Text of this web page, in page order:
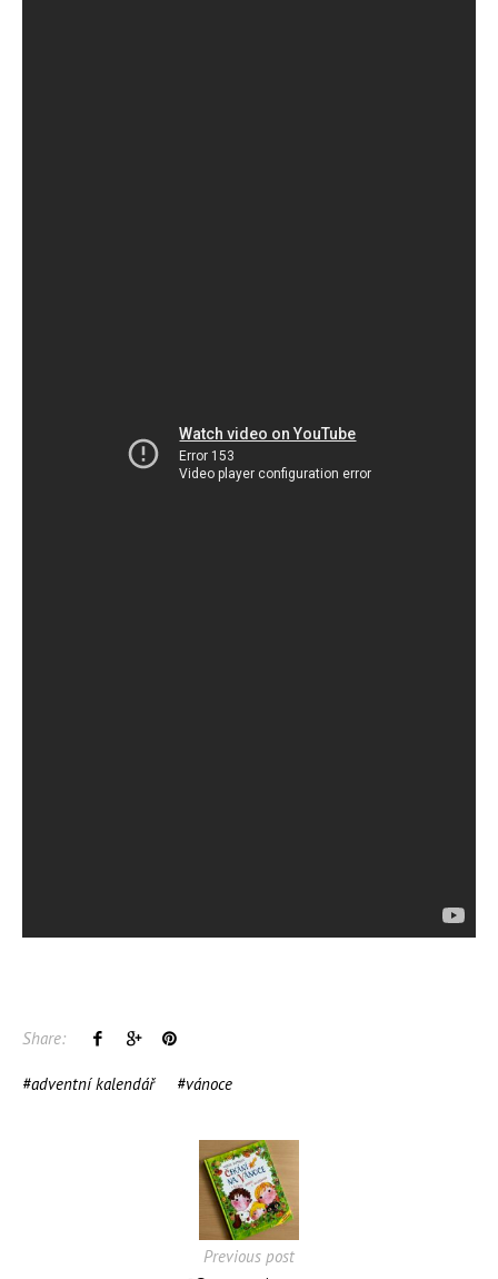
Share:
adventní kalendář vánoce
Previous post